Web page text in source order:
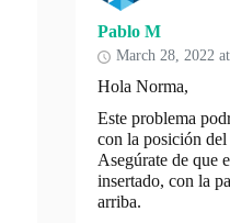
Pablo M
March 28, 2022
Hola Norma,
Este problema
con la posición del
Asegúrate de que
insertado, con la
arriba.